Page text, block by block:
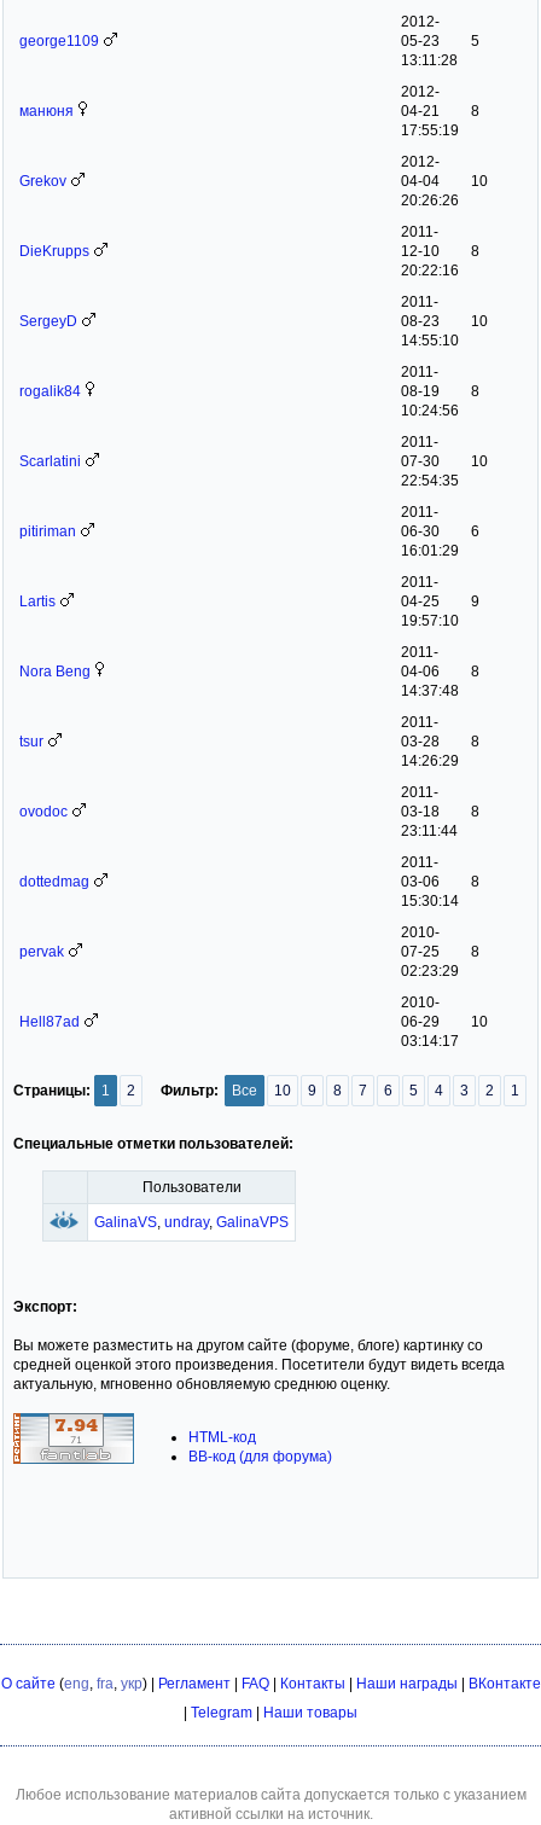
george1109
2012-
05-23
13:11:28
5
манюня
2012-
04-21
17:55:19
8
Grekov
2012-
04-04
20:26:26
10
DieKrupps
2011-
12-10
20:22:16
8
SergeyD
2011-
08-23
14:55:10
10
rogalik84
2011-
08-19
10:24:56
8
Scarlatini
2011-
07-30
22:54:35
10
pitiriman
2011-
06-30
16:01:29
6
Lartis
2011-
04-25
19:57:10
9
Nora Beng
2011-
04-06
14:37:48
8
tsur
2011-
03-28
14:26:29
8
ovodoc
2011-
03-18
23:11:44
8
dottedmag
2011-
03-06
15:30:14
8
pervak
2010-
07-25
02:23:29
8
Hell87ad
2010-
06-29
03:14:17
10
Все 10 9 8 7 6 5 4 3 2 1
Фильтр:
Страницы: 1 2
Специальные отметки пользователей:
Пользователи
GalinaVS undray, GalinaVPS
Экспорт:
Вы можете разместить на другом сайте (форуме, блоге) картинку со
средней оценкой этого произведения. Посетители будут видеть всегда
актуальную, мгновенно обновляемую среднюю оценку.
HTML-код
BB-код (для форума)
О сайте (eng fra укр) | Регламент| FAQ| Контакты | Наши награды | ВКонтакте
| Telegram | Наши товары
Любое использование материалов сайта допускается только с указанием
активной ссылки на источник.